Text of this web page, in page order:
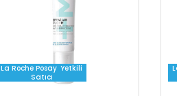
La Roche Posay Yetkili
Satıcı